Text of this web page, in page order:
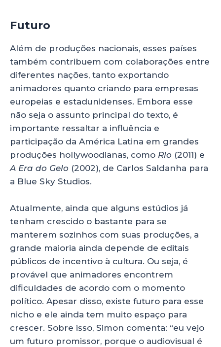
Futuro
Além de produções nacionais, esses países
também contribuem com colaborações entre
diferentes nações, tanto exportando
animadores quanto criando para empresas
europeias e estadunidenses. Embora esse
não seja o assunto principal do texto, é
importante ressaltar a influência e
participação da América Latina em grandes
produções hollywoodianas, como Rio (2011) e
A Era do Gelo (2002), de Carlos Saldanha para
a Blue Sky Studios.
Atualmente, ainda que alguns estúdios já
tenham crescido o bastante para se
manterem sozinhos com suas produções, a
grande maioria ainda depende de editais
públicos de incentivo à cultura. Ou seja, é
provável que animadores encontrem
dificuldades de acordo com o momento
político. Apesar disso, existe futuro para esse
nicho e ele ainda tem muito espaço para
crescer. Sobre isso, Simon comenta: “eu vejo
um futuro promissor, porque o audiovisual é